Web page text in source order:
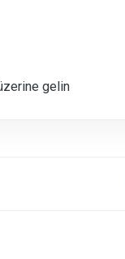
gelin